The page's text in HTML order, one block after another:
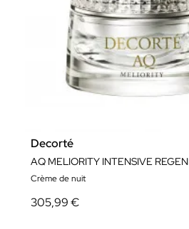
Decorté
Crème de nuit
305,99 €